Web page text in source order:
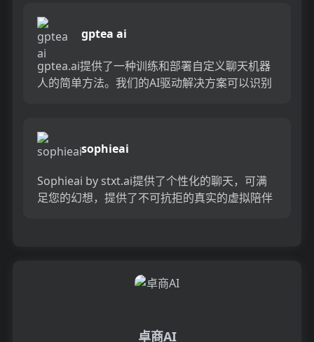
gptea ai
gptea.ai提供了一种训练和部署自定义聊天机器
人的简单方法。我们的AI驱动解决方案可以识别
sophieai
Sophieai by stxt.ai提供了个性化的聊天，可满
足您的幻想，提供了不可抗拒的真实的虚拟陪伴
卓商AI